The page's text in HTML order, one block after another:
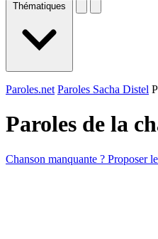
Thématiques
Paroles.net Paroles Sacha Distel
Paroles de la
Chanson manquante ? Proposer